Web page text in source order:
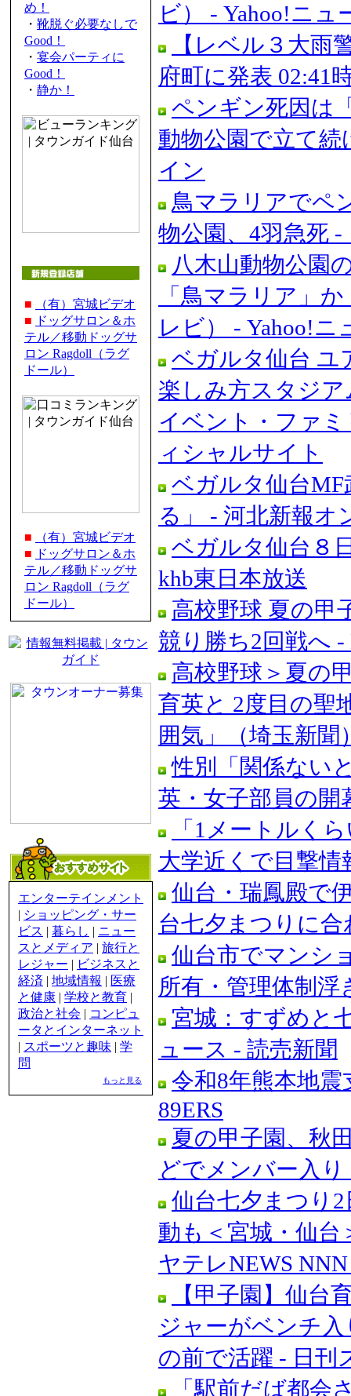
め！
・ 靴脱ぐ必要なしで
Good！
・ 宴会パーティに
Good！
・ 静か！
■
（有）宮城ビデオ
■ ドッグサロン＆ホ
テル／移動ドッグサ
ロン Ragdoll（ラグ
ドール）
■
（有）宮城ビデオ
■ ドッグサロン＆ホ
テル／移動ドッグサ
ロン Ragdoll（ラグ
ドール）
エンターテインメント
| ショッピング・サー
ビス | 暮らし | ニュー
スとメディア | 旅行と
レジャー | ビジネスと
経済 | 地域情報 | 医療
と健康 | 学校と教育 |
政治と社会 | コンピュ
ータとインターネット
| スポーツと趣味 | 学
問
もっと見る
ビ） - Yahoo!ニュ
【レベル３大雨
府町に発表 02:41
ペンギン死因は
動物公園で立て続
イン
鳥マラリアでペ
物公園、4羽急死
八木山動物公園
「鳥マラリア」
レビ） - Yahoo!ニ
ベガルタ仙台 ユ
楽しみ方スタジ
イベント・ファ
ィシャルサイト
ベガルタ仙台
る」 - 河北新報オ
ベガルタ仙台８
khb東日本放送
高校野球 夏の甲
競り勝ち2回戦へ
高校野球＞夏の
育英と 2度目の聖
囲気」（埼玉新聞
性別「関係ない
英・女子部員の開
「1メートルく
大学近くで目撃
仙台・瑞鳳殿で
台七夕まつりに合
仙台市でマンシ
所有・管理体制浮
宮城：すずめと
ュース - 読売新聞
令和8年熊本地
89ERS
夏の甲子園、秋
どでメンバー入
仙台七夕まつり
動も＜宮城・仙台
ヤテレNEWS
【甲子園】仙台
ジャーがベンチ
の前で活躍 - 日刊
「駅前だば都